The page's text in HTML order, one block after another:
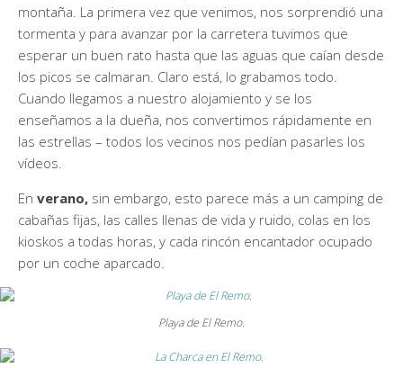
montaña. La primera vez que venimos, nos sorprendió una
tormenta y para avanzar por la carretera tuvimos que
esperar un buen rato hasta que las aguas que caían desde
los picos se calmaran. Claro está, lo grabamos todo.
Cuando llegamos a nuestro alojamiento y se los
enseñamos a la dueña, nos convertimos rápidamente en
las estrellas – todos los vecinos nos pedían pasarles los
vídeos.
En verano, sin embargo, esto parece más a un camping de
cabañas fijas, las calles llenas de vida y ruido, colas en los
kioskos a todas horas, y cada rincón encantador ocupado
por un coche aparcado.
Playa de El Remo.